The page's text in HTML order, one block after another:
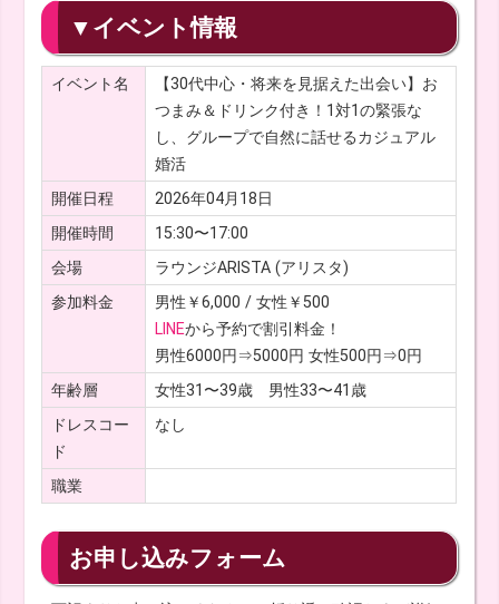
▼イベント情報
イベント名
【30代中心・将来を見据えた出会い】お
つまみ＆ドリンク付き！1対1の緊張な
し、グループで自然に話せるカジュアル
婚活
開催日程
2026年04月18日
開催時間
15:30〜17:00
会場
ラウンジARISTA (アリスタ)
参加料金
男性￥6,000 / 女性￥500
LINEから予約で割引料金！
男性6000円⇒5000円 女性500円⇒0円
年齢層
女性31〜39歳 男性33〜41歳
ドレスコー
ド
なし
職業
お申し込みフォーム